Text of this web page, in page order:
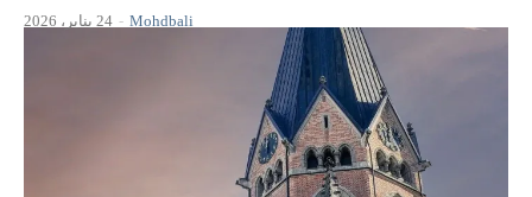
Mohdbali
- 24 يناير، 2026